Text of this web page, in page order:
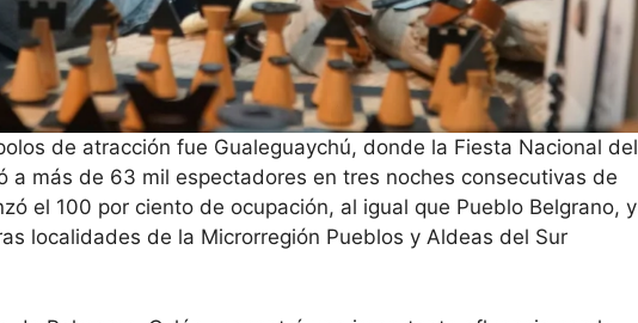
de atracción fue Gualeguaychú, donde la Fiesta Nacional del
a más de 63 mil espectadores en tres noches consecutivas de
el 100 por ciento de ocupación, al igual que Pueblo Belgrano, y
localidades de la Microrregión Pueblos y Aldeas del Sur